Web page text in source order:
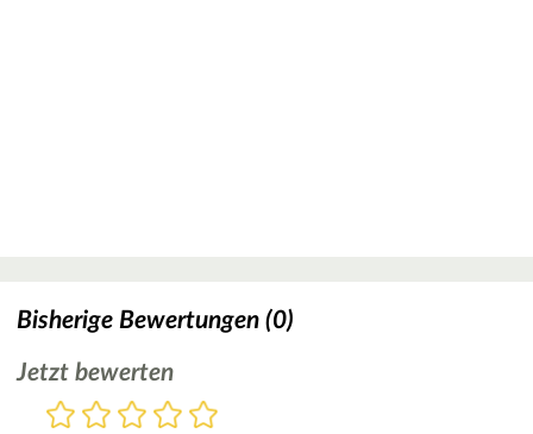
Bisherige Bewertungen (0)
Jetzt bewerten
Bewertung
5
4
3
2
1